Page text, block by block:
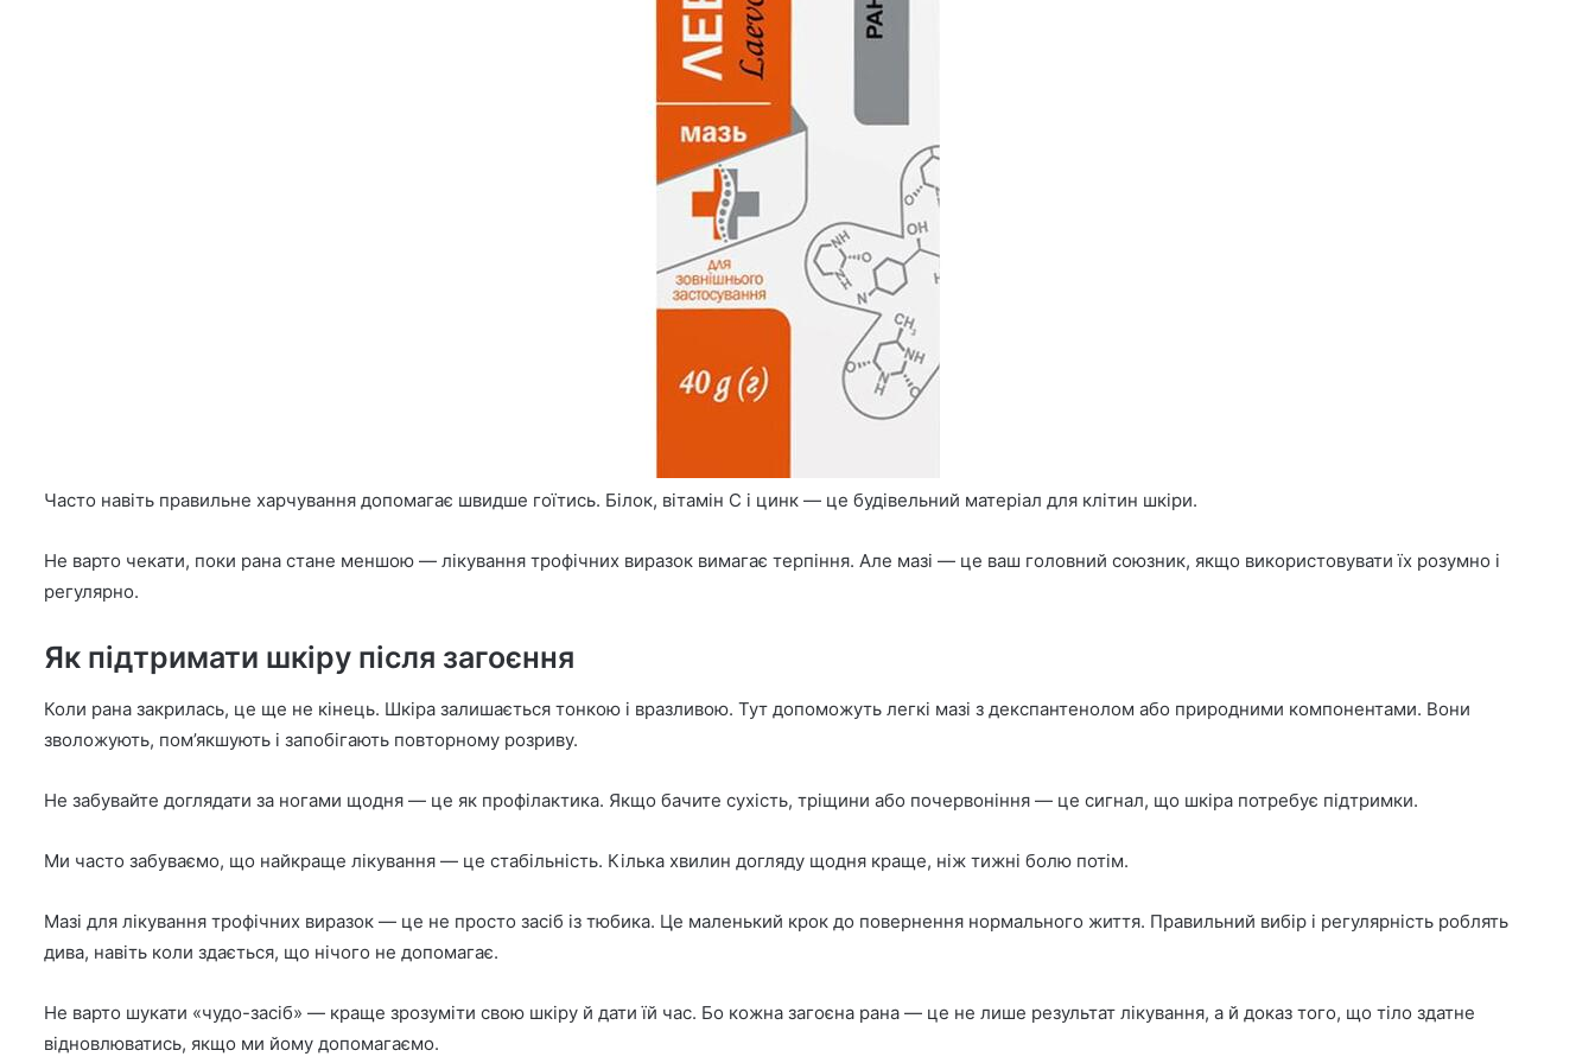
Часто навіть правильне харчування допомагає швидше гоїтись. Білок, вітамін С і цинк — це будівельний матеріал для клітин шкіри.
Не варто чекати, поки рана стане меншою — лікування трофічних виразок вимагає терпіння. Але мазі — це ваш головний союзник, якщо використовувати їх розумно і
регулярно.
Як підтримати шкіру після загоєння
Коли рана закрилась, це ще не кінець. Шкіра залишається тонкою і вразливою. Тут допоможуть легкі мазі з декспантенолом або природними компонентами. Вони
зволожують, пом’якшують і запобігають повторному розриву.
Не забувайте доглядати за ногами щодня — це як профілактика. Якщо бачите сухість, тріщини або почервоніння — це сигнал, що шкіра потребує підтримки.
Ми часто забуваємо, що найкраще лікування — це стабільність. Кілька хвилин догляду щодня краще, ніж тижні болю потім.
Мазі для лікування трофічних виразок — це не просто засіб із тюбика. Це маленький крок до повернення нормального життя. Правильний вибір і регулярність роблять
дива, навіть коли здається, що нічого не допомагає.
Не варто шукати «чудо-засіб» — краще зрозуміти свою шкіру й дати їй час. Бо кожна загоєна рана — це не лише результат лікування, а й доказ того, що тіло здатне
відновлюватись, якщо ми йому допомагаємо.